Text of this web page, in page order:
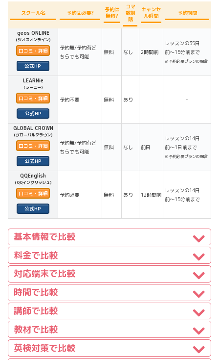
スクール名 予約は必要?
予約は
無料?
コマ
数制
限
キャンセ
ル時間
予約期間
geos ONLINE
(ジオスオンライン)
口コミ・詳細
予約無/予約有ど
ちらでも可能
無料 なし 2時間前
レッスンの35日
前〜15分前まで
※予約必要プランの場合
LEARNie
(ラーニー)
口コミ・詳細 予約不要 無料 あり -
GLOBAL CROWN
(グローバルクラウン)
口コミ・詳細
予約無/予約有ど
ちらでも可能
無料 なし 前日
レッスンの14日
前〜1日前まで
※予約必要プランの場合
QQEnglish
(QQイングリッシュ)
口コミ・詳細 予約必要 無料 あり 12時間前
レッスンの14日
前〜15分前まで
基本情報で比較
料金で比較
対応端末で比較
時間で比較
講師で比較
教材で比較
英検対策で比較